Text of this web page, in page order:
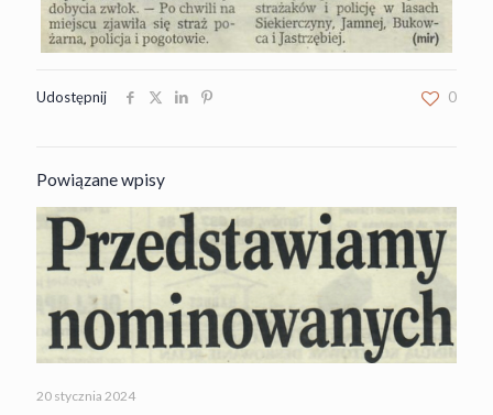
Udostępnij 0
Powiązane wpisy
20 stycznia 2024